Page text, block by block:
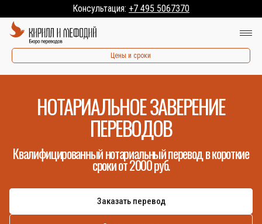
Консультация: +7 495 5067370
Цены и сроки
НОТАРИАЛЬНОЕ ЗАВЕРЕНИЕ
ПЕРЕВОДОВ
Квалифицированный нотариальный перевод в короткие
сроки от 2000 руб.
Заказать перевод